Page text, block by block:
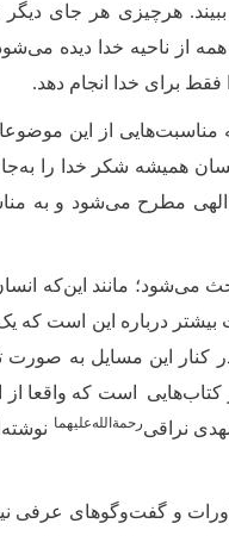
هرچیزی هر جای دیگر
از ناحیه خدا دیده
برای خدا انجام دهد.
مناسبت‌هایی از این
همیشه شکر خدا را به‌جا
الهی مطرح می‌شود و به
می‌شود؛‌ مانند این‌که
بیشتر درباره این است
کنار این مسایل به
است که واقعا
نراقی‌رحمة‌الله‌علیهما
و گفت‌و‌گوهای عرفی